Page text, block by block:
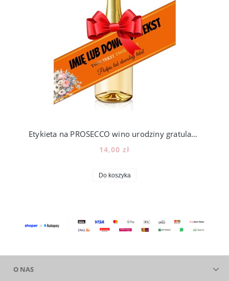
Etykieta na PROSECCO wino urodziny gratulacje dzień mamy babci TWÓJ TEKST, kreator
14,00 zł
Do koszyka
O NAS